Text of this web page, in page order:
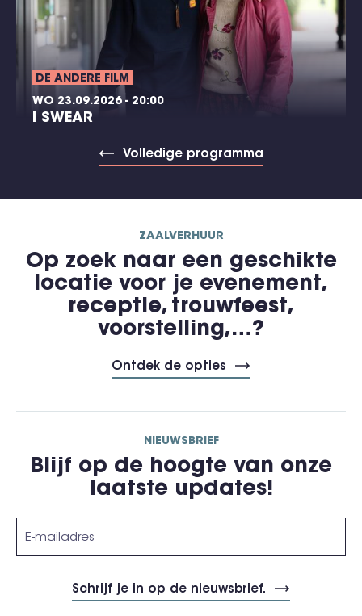
DE ANDERE FILM
WO 23.09.2026 - 20:00
I SWEAR
Volledige programma
ZAALVERHUUR
Op zoek naar een geschikte
locatie voor je evenement,
receptie, trouwfeest,
voorstelling,…?
Ontdek de opties
NIEUWSBRIEF
Blijf op de hoogte van onze
laatste updates!